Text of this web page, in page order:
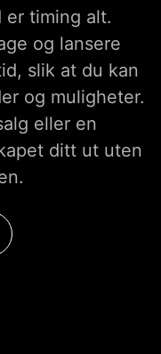
er timing alt.
og lansere
slik at du kan
og muligheter.
eller en
ditt ut uten